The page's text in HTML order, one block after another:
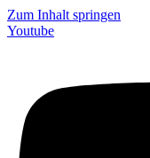
Zum Inhalt springen
Youtube